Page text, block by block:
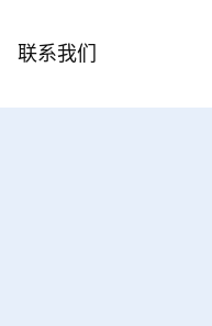
联系我们